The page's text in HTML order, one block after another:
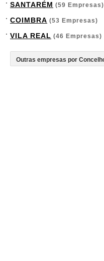
SANTARÉM (59 Empresas)
COIMBRA (53 Empresas)
VILA REAL (46 Empresas)